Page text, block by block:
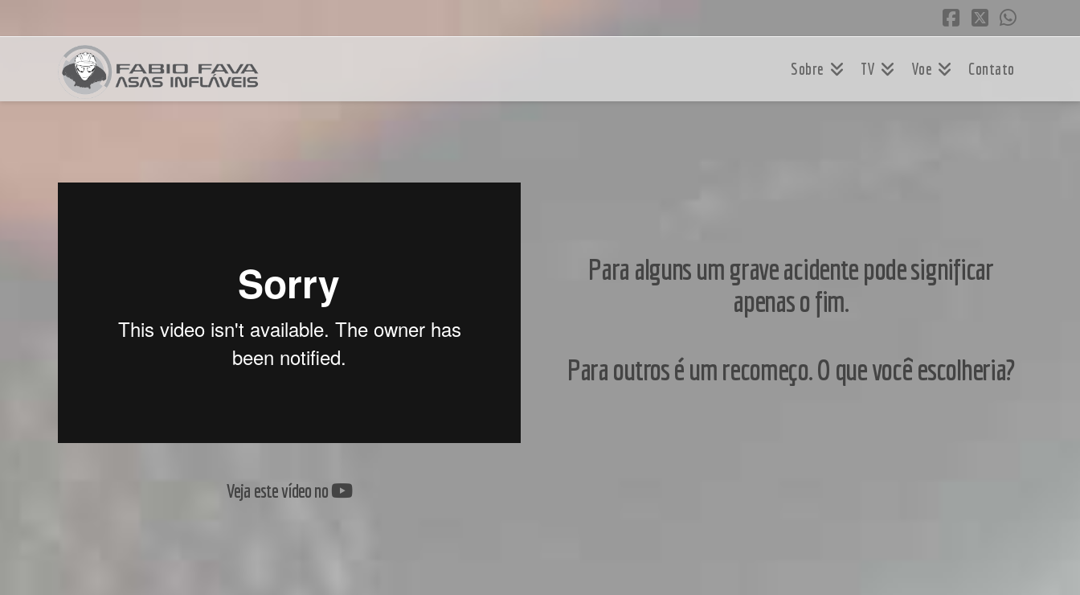
Facebook
X
Fabio
Fava
|
Sobre TV Voe Contato
Veja este vídeo no
Para alguns um grave acidente pode significar
apenas o fim.
Para outros é um recomeço. O que você escolheria?